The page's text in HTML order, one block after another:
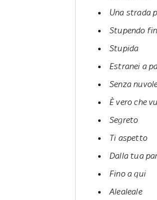
Una strada
Stupendo
Stupida
Estranei a
Senza
È vero che
Segreto
Ti aspetto
Dalla tua
Fino a qui
Alealeale